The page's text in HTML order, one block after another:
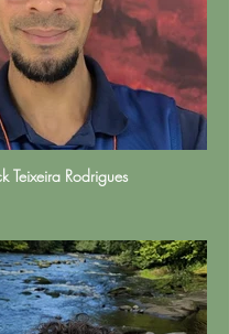
Teixeira Rodrigues